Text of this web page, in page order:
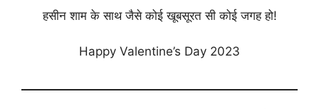
हसीन शाम के साथ जैसे कोई खूबसूरत सी कोई जगह हो!
Happy Valentine’s Day 2023